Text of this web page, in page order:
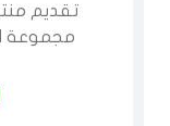
تقديم
مجموعة